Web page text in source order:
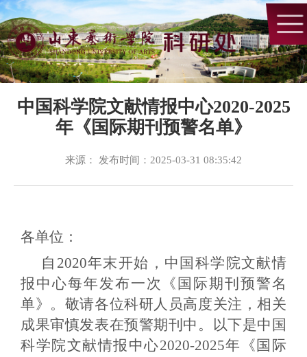
中国科学院文献情报中心2020-2025
年《国际期刊预警名单》
来源： 发布时间：2025-03-31 08:35:42
各单位：
自 2020年末开始，中国科学院文献情
报中心每年发布一次《国际期刊预警名
单》。敬请各位科研人员高度关注，相关
成果审慎发表在预警期刊中。以下是中国
科学院文献情报中心2020-2025年《国际